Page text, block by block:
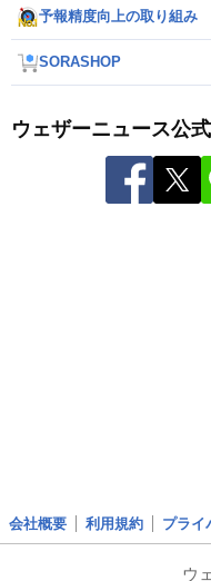
予報精度向上の取り組み
SORASHOP
ウェザーニュース公
会社概要 利用規約 プライ
ウ